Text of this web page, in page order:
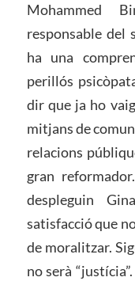
Mohammed
responsable del
ha una
perillós
dir que ja ho
mitjans de
relacions
gran
despleguin
satisfacció que
de moralitzar.
no serà